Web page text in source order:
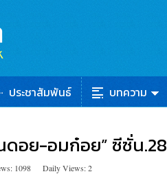
ประชาสัมพันธ์ บทความ
ดอย-อมก๋อย​” ซีซั่น.28
1098 Daily Views: 2